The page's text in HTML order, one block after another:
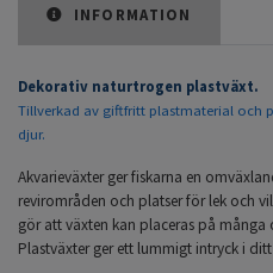
INFORMATION
Dekorativ naturtrogen plastväxt.
Tillverkad av giftfritt plastmaterial och
djur.
Akvarieväxter ger fiskarna en
revirområden och platser för lek och
gör att växten kan placeras på
Plastväxter ger ett lummigt intryck i